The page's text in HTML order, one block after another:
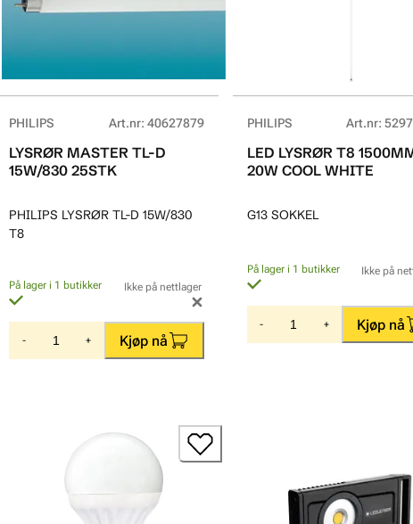
PHILIPS Art.nr: 40627879
LYSRØR MASTER TL-D
15W/830 25STK
PHILIPS LYSRØR TL-D 15W/830
T8
På lager i 1 butikker Ikke på nettlager
- + Kjøp nå
PHILIPS Art.nr:
LED LYSRØR T8
20W COOL WHITE
G13 SOKKEL
På lager i 1 butikker Ikke på
- + Kjøp nå